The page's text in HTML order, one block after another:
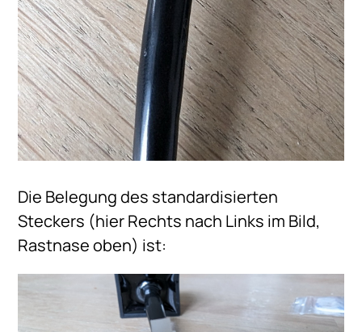
Die Belegung des standardisierten
Steckers (hier Rechts nach Links im Bild,
Rastnase oben) ist: